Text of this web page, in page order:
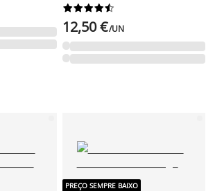






12,50 €/UN
PREÇO SEMPRE BAIXO